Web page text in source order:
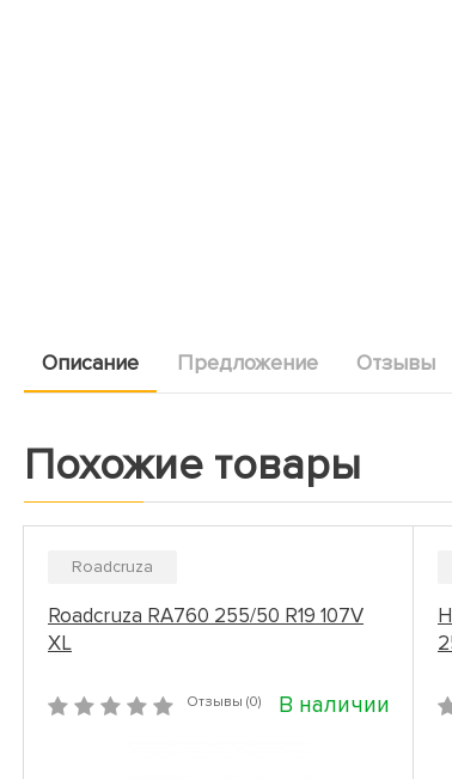
Описание Предложение Отзывы
Похожие товары
Roadcruza
Roadcruza RA760 255/50 R19 107V
XL
Отзывы (0) В наличии